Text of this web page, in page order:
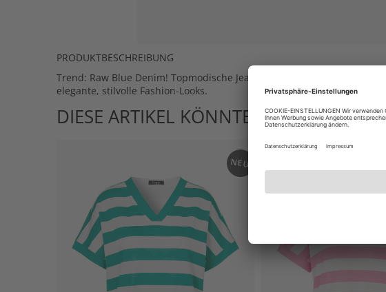
PRODUKTBESCHREIBUNG
Trend: Raw Blue Denim! Topmodische Jeansjacke aus
elegante, stilvolle Fashion-Looks.
DIESE ARTIKEL KÖNNTEN IHNEN AUCH
NEU